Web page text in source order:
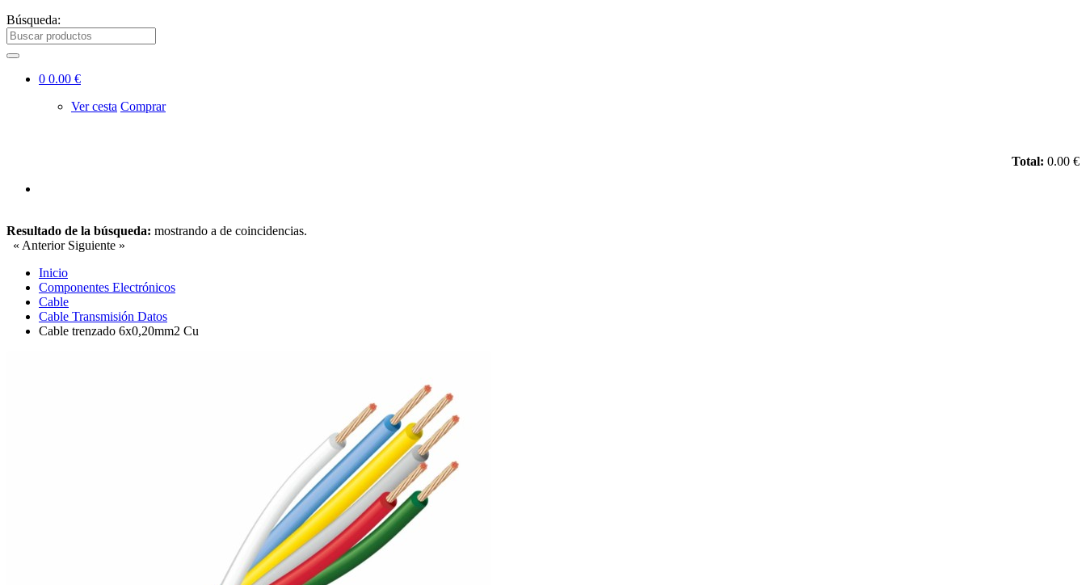
Búsqueda:
0 0.00 €
Ver cesta Comprar
Total: 0.00 €
Resultado de la búsqueda: mostrando a de coincidencias.
« Anterior Siguiente »
Inicio
Componentes Electrónicos
Cable
Cable Transmisión Datos
Cable trenzado 6x0,20mm2 Cu